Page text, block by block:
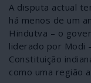
A disputa actual
há menos de um
Hindutva – o
liderado por Modi
Constituição
como uma região